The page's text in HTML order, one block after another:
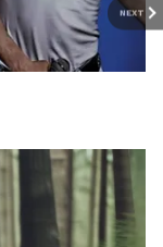
NEXT
রেটিনা